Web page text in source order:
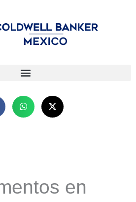
en